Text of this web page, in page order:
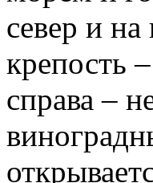
север и
крепость
справа –